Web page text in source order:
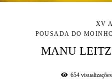
XV
POUSADA DO
MANU
654visualizações